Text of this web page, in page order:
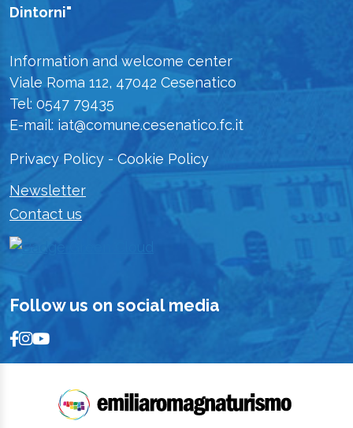
Dintorni"
Information and welcome center
Viale Roma 112, 47042 Cesenatico
Tel: 0547 79435
E-mail: iat@comune.cesenatico.fc.it
Privacy Policy - Cookie Policy
Newsletter
Contact us
Follow us on social media